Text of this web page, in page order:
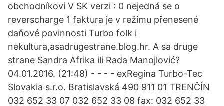
obchodníkovi V SK verzi : 0 nejedná se o
reverscharge 1 faktura je v režimu přenesené
daňové povinnosti Turbo folk i
nekultura,asadrugestrane.blog.hr. A sa druge
strane Sandra Afrika ili Rada Manojlović?
04.01.2016. (21:48) - - - - exRegina Turbo-Tec
Slovakia s.r.o. Bratislavská 490 911 01 TRENČÍN
032 652 33 07 032 652 33 08 fax: 032 652 33